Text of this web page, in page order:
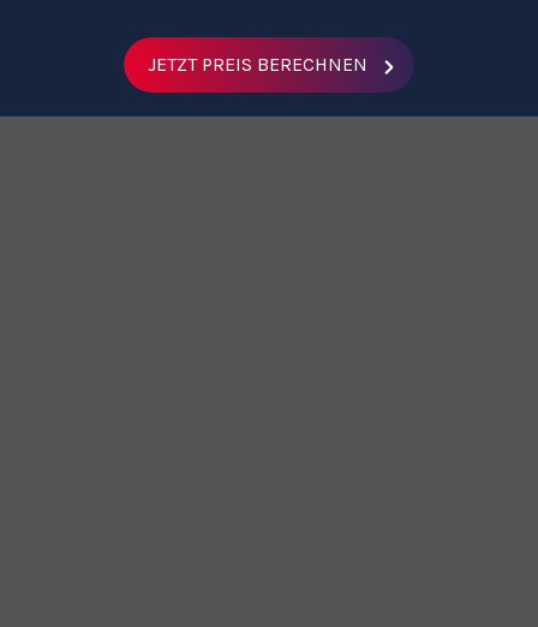
JETZT PREIS BERECHNEN